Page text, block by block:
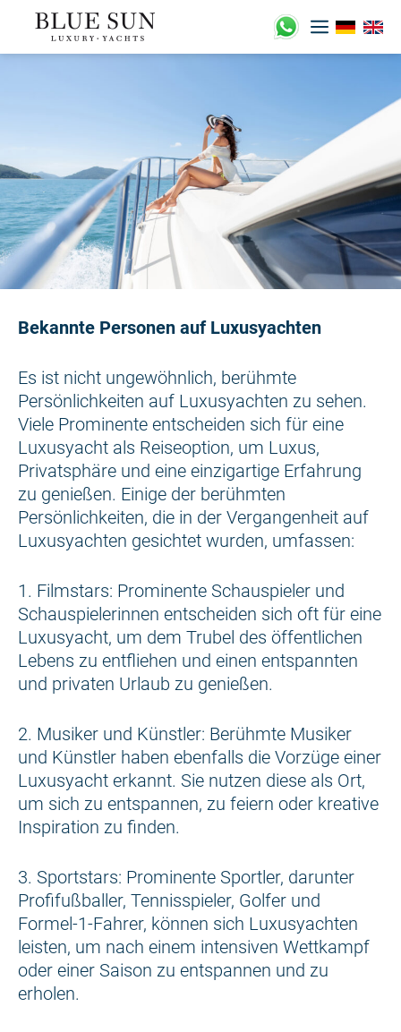
Zum
Inhalt
springen
Bekannte Personen auf Luxusyachten
Es ist nicht ungewöhnlich, berühmte
Persönlichkeiten auf Luxusyachten zu sehen.
Viele Prominente entscheiden sich für eine
Luxusyacht als Reiseoption, um Luxus,
Privatsphäre und eine einzigartige Erfahrung
zu genießen. Einige der berühmten
Persönlichkeiten, die in der Vergangenheit auf
Luxusyachten gesichtet wurden, umfassen:
1. Filmstars: Prominente Schauspieler und
Schauspielerinnen entscheiden sich oft für eine
Luxusyacht, um dem Trubel des öffentlichen
Lebens zu entfliehen und einen entspannten
und privaten Urlaub zu genießen.
2. Musiker und Künstler: Berühmte Musiker
und Künstler haben ebenfalls die Vorzüge einer
Luxusyacht erkannt. Sie nutzen diese als Ort,
um sich zu entspannen, zu feiern oder kreative
Inspiration zu finden.
3. Sportstars: Prominente Sportler, darunter
Profifußballer, Tennisspieler, Golfer und
Formel-1-Fahrer, können sich Luxusyachten
leisten, um nach einem intensiven Wettkampf
oder einer Saison zu entspannen und zu
erholen.